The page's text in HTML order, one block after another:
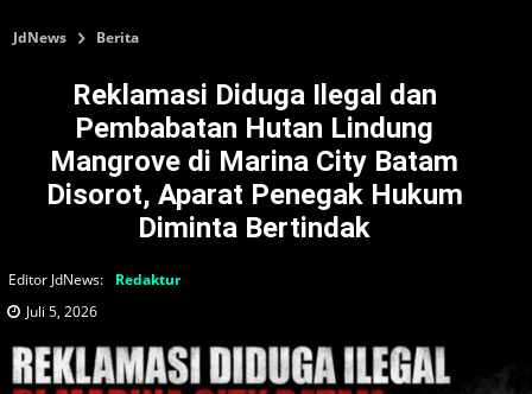
JdNews Berita
‎Reklamasi Diduga Ilegal dan
Pembabatan Hutan Lindung
Mangrove di Marina City Batam
Disorot, Aparat Penegak Hukum
Diminta Bertindak
Editor JdNews:
Redaktur
Juli 5, 2026